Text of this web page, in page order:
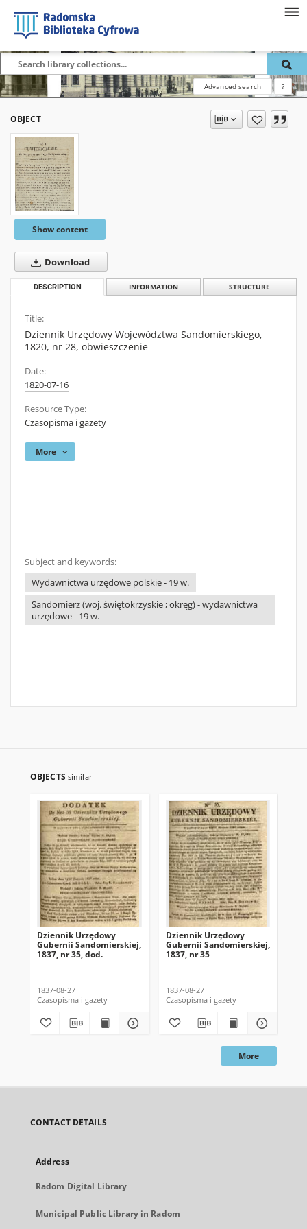
Advanced search ?
OBJECT
Show content
Download
DESCRIPTION INFORMATION STRUCTURE
Title:
Dziennik Urzędowy Województwa Sandomierskiego,
1820, nr 28, obwieszczenie
Date:
1820-07-16
Resource Type:
Czasopisma i gazety
More
Subject and keywords:
Wydawnictwa urzędowe polskie - 19 w.
Sandomierz (woj. świętokrzyskie ; okręg) - wydawnictwa
urzędowe - 19 w.
OBJECTS similar
Dziennik Urzędowy
Gubernii Sandomierskiej,
1837, nr 35, dod.
1837-08-27
Czasopisma i gazety
Dziennik Urzędowy
Gubernii Sandomierskiej,
1837, nr 35
1837-08-27
Czasopisma i gazety
More
CONTACT DETAILS
Address
Radom Digital Library
Municipal Public Library in Radom